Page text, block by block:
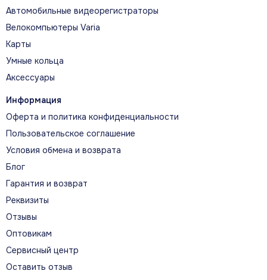
Автомобильные видеорегистраторы
Велокомпьютеры Varia
Карты
Умные кольца
Аксессуары
Информация
Оферта и политика конфиденциальности
Пользовательское соглашение
Условия обмена и возврата
Блог
Гарантия и возврат
Реквизиты
Отзывы
Оптовикам
Сервисный центр
Оставить отзыв